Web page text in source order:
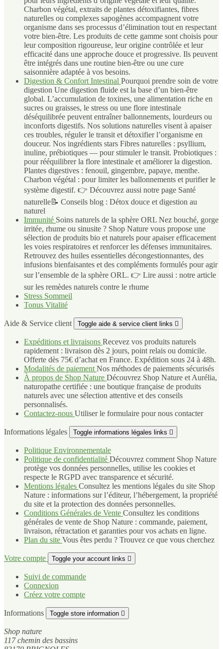
Charbon végétal, extraits de plantes détoxifiantes, fibres
naturelles ou complexes sapogènes accompagnent votre
organisme dans ses processus d’élimination tout en respectant
votre bien-être. Les produits de cette gamme sont choisis pour
leur composition rigoureuse, leur origine contrôlée et leur
efficacité dans une approche douce et progressive. Ils peuvent
être intégrés dans une routine bien-être ou une cure
saisonnière adaptée à vos besoins.
Digestion & Confort Intestinal Pourquoi prendre soin de votre
digestion Une digestion fluide est la base d’un bien-être
global. L’accumulation de toxines, une alimentation riche en
sucres ou graisses, le stress ou une flore intestinale
déséquilibrée peuvent entraîner ballonnements, lourdeurs ou
inconforts digestifs. Nos solutions naturelles visent à apaiser
ces troubles, réguler le transit et détoxifier l’organisme en
douceur. Nos ingrédients stars Fibres naturelles : psyllium,
inuline, prébiotiques — pour stimuler le transit. Probiotiques :
pour rééquilibrer la flore intestinale et améliorer la digestion.
Plantes digestives : fenouil, gingembre, papaye, menthe.
Charbon végétal : pour limiter les ballonnements et purifier le
système digestif. 👉 Découvrez aussi notre page Santé
naturelle📝 Conseils blog : Détox douce et digestion au
naturel
Immunité Soins naturels de la sphère ORL Nez bouché, gorge
irritée, rhume ou sinusite ? Shop Nature vous propose une
sélection de produits bio et naturels pour apaiser efficacement
les voies respiratoires et renforcer les défenses immunitaires.
Retrouvez des huiles essentielles décongestionnantes, des
infusions bienfaisantes et des compléments formulés pour agir
sur l’ensemble de la sphère ORL. 👉 Lire aussi : notre article
sur les remèdes naturels contre le rhume
Stress Sommeil
Tonus Vitalité
Aide & Service client Toggle aide & service client links 
Expéditions et livraisons Recevez vos produits naturels
rapidement : livraison dès 2 jours, point relais ou domicile.
Offerte dès 75€ d’achat en France. Expédition sous 24 à 48h.
Modalités de paiement Nos méthodes de paiements sécurisés
À propos de Shop Nature Découvrez Shop Nature et Aurélia,
naturopathe certifiée : une boutique française de produits
naturels avec une sélection attentive et des conseils
personnalisés.
Contactez-nous Utiliser le formulaire pour nous contacter
Informations légales Toggle informations légales links 
Politique Environnementale
Politique de confidentialité Découvrez comment Shop Nature
protège vos données personnelles, utilise les cookies et
respecte le RGPD avec transparence et sécurité.
Mentions légales Consultez les mentions légales du site Shop
Nature : informations sur l’éditeur, l’hébergement, la propriété
du site et la protection des données personnelles.
Conditions Générales de Vente Consultez les conditions
générales de vente de Shop Nature : commande, paiement,
livraison, rétractation et garanties pour vos achats en ligne.
Plan du site Vous êtes perdu ? Trouvez ce que vous cherchez
Votre compte Toggle your account links 
Suivi de commande
Connexion
Créez votre compte
Informations Toggle store information 
Shop nature
117 chemin des bassins